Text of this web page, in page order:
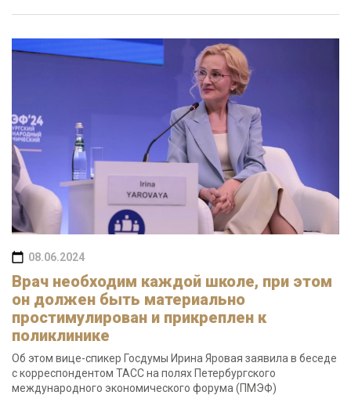
08.06.2024
Врач необходим каждой школе, при этом
он должен быть материально
простимулирован и прикреплен к
поликлинике
Об этом вице-спикер Госдумы Ирина Яровая заявила в беседе
с корреспондентом ТАСС на полях Петербургского
международного экономического форума (ПМЭФ)